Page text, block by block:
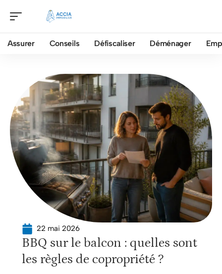
Assurer Conseils Défiscaliser Déménager
22 mai 2026
BBQ sur le balcon : quelles sont
les règles de copropriété ?